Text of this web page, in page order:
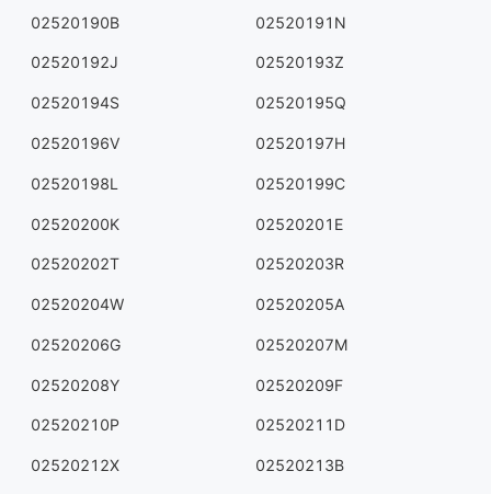
02520190B 02520191N
02520192J 02520193Z
02520194S 02520195Q
02520196V 02520197H
02520198L 02520199C
02520200K 02520201E
02520202T 02520203R
02520204W 02520205A
02520206G 02520207M
02520208Y 02520209F
02520210P 02520211D
02520212X 02520213B